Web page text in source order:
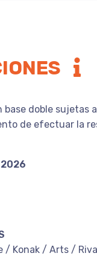
base doble sujetas
de efectuar la
2026
/ Konak / Arts /